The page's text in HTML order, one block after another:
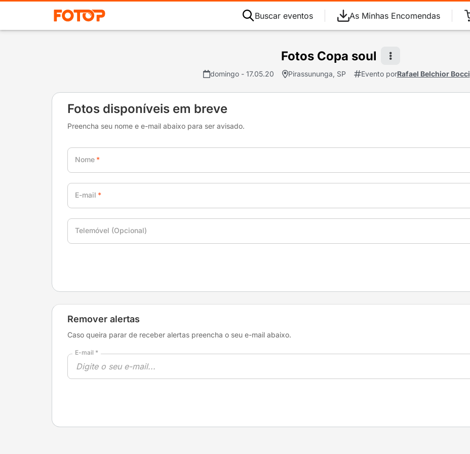
Buscar eventos As Minhas Encomendas
Fotos Copa soul
domingo - 17.05.20 Pirassununga, SP Evento porRafael Belchior Bocci
Fotos disponíveis em breve
Preencha seu nome e e-mail abaixo para ser avisado.
Nome
E-mail
Telemóvel (Opcional)
Remover alertas
Caso queira parar de receber alertas preencha o seu e-mail abaixo.
E-mail *